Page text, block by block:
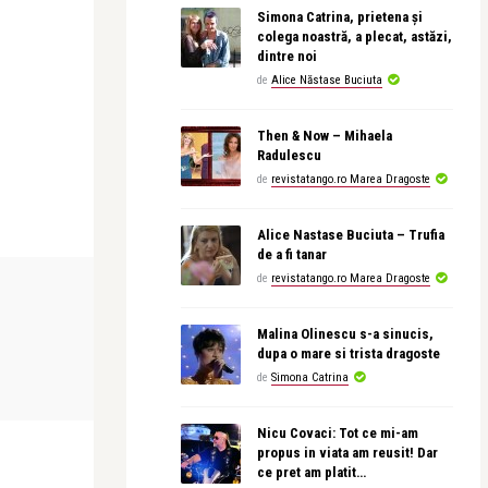
și
CONCERTE & SPECTACOLE
Analia Selis, turneu aniversar la 20 de
CEA MAI
revistatango
Simona Catrina, prietena și
colega noastră, a plecat, astăzi,
dintre noi
de Alice Năstase Buciuta
Then & Now – Mihaela
Radulescu
de revistatango.ro Marea Dragoste
Alice Nastase Buciuta – Trufia
de a fi tanar
de revistatango.ro Marea Dragoste
Malina Olinescu s-a sinucis,
dupa o mare si trista dragoste
de Simona Catrina
Nicu Covaci: Tot ce mi-am
propus in viata am reusit! Dar
ce pret am platit…